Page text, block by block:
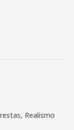
Realismo